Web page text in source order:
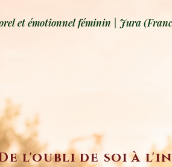
et émotionnel féminin | Jura
l'oubli de soi à